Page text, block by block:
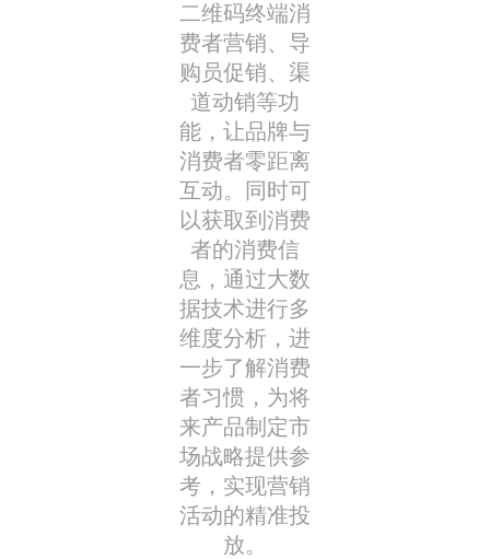
二维码终端消
费者营销、导
购员促销、渠
道动销等功
能，让品牌与
消费者零距离
互动。同时可
以获取到消费
者的消费信
息，通过大数
据技术进行多
维度分析，进
一步了解消费
者习惯，为将
来产品制定市
场战略提供参
考，实现营销
活动的精准投
放。